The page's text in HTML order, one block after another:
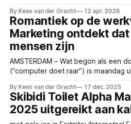
op het eiland toch langzaam
Verschillende partijen zouden
dagelijks met 14.000 auto’s
misschien niet voor iedereen
By Kees van der Gracht 12 apr. 2026
Romantiek op de
Marketing ontdekt
mensen zijn
AMSTERDAM – Wat begon als een
(“computer doet raar”) is maandag
marketingafdeling – waar woorden
en even sparren vaker voorkomen
liep een “lijpe mooie vrouw” vast
apparaat weigerde
By Kees van der Gracht 17 dec. 2025
Skibidi Toilet Alpha
2025 uitgereikt aan